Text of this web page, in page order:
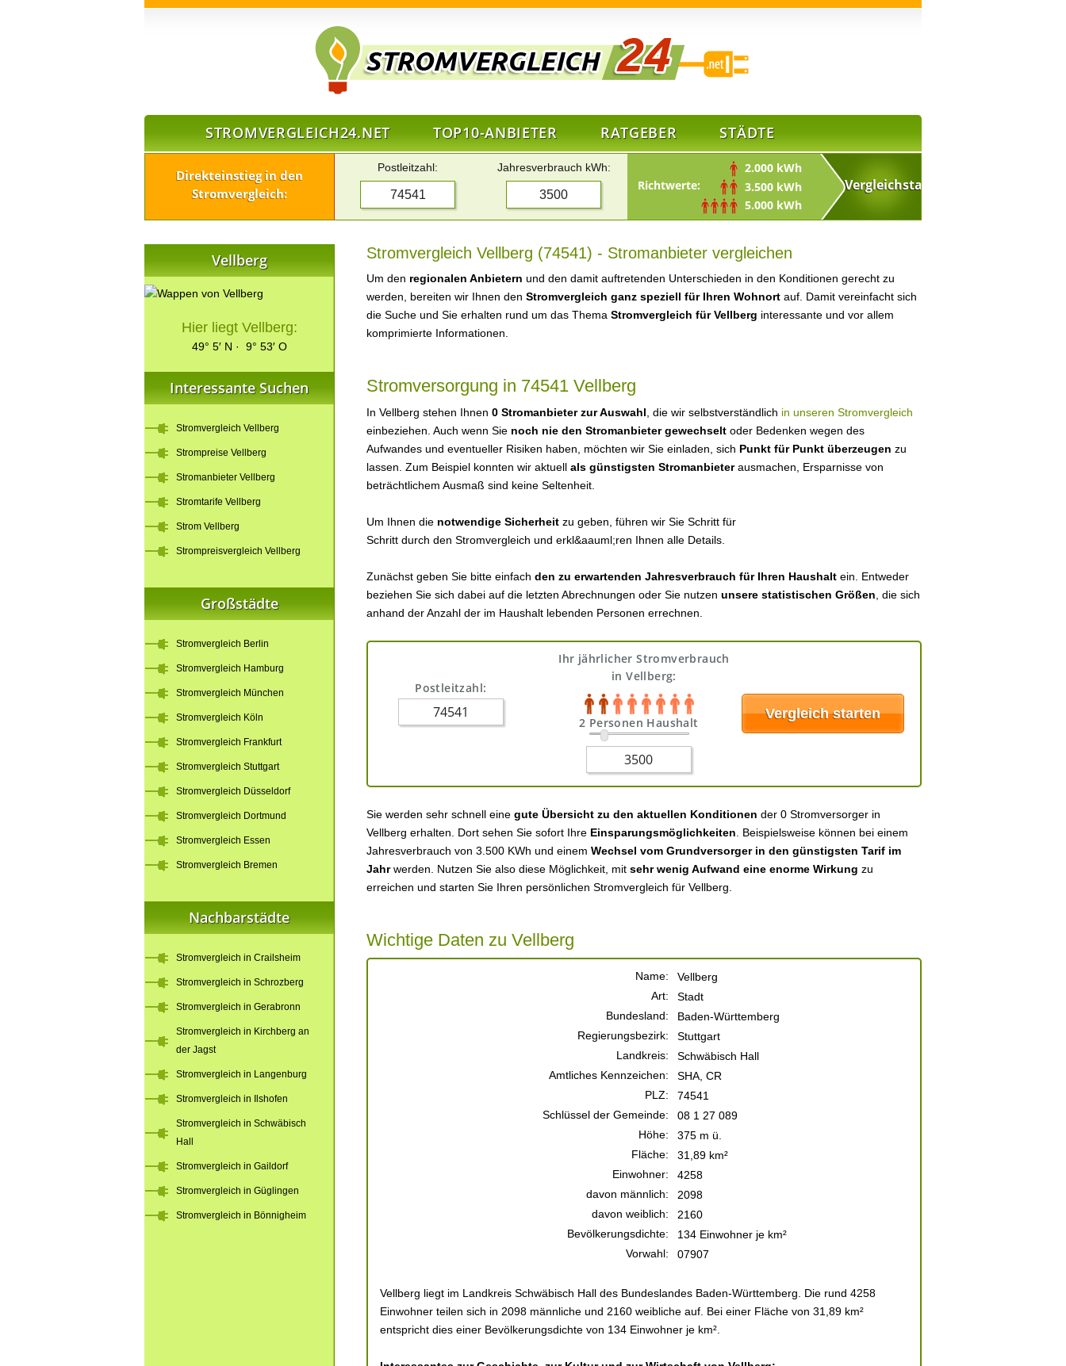
STROMVERGLEICH24.NET TOP10-ANBIETER RATGEBER STÄDTE
Direkteinstieg in den
Stromvergleich:
Postleitzahl: Jahresverbrauch kWh:
Richtwerte:
2.000 kWh
3.500 kWh
5.000 kWh
Stromvergleich Vellberg (74541) - Stromanbieter vergleichen
Um den regionalen Anbietern und den damit auftretenden Unterschieden in den Konditionen gerecht zu
werden, bereiten wir Ihnen den Stromvergleich ganz speziell für Ihren Wohnort auf. Damit vereinfacht sich
die Suche und Sie erhalten rund um das Thema Stromvergleich für Vellberg interessante und vor allem
komprimierte Informationen.
Stromversorgung in 74541 Vellberg
In Vellberg stehen Ihnen 0 Stromanbieter zur Auswahl , die wir selbstverständlich in unseren Stromvergleich
einbeziehen. Auch wenn Sie noch nie den Stromanbieter gewechselt oder Bedenken wegen des
Aufwandes und eventueller Risiken haben, möchten wir Sie einladen, sich Punkt für Punkt überzeugen zu
lassen. Zum Beispiel konnten wir aktuell als günstigsten Stromanbieterausmachen, Ersparnisse von
beträchtlichem Ausmaß sind keine Seltenheit.
Um Ihnen die notwendige Sicherheit zu geben, führen wir Sie Schritt für
Schritt durch den Stromvergleich und erkl&aauml;ren Ihnen alle Details.
Zunächst geben Sie bitte einfach den zu erwartenden Jahresverbrauch für Ihren Haushalt ein. Entweder
beziehen Sie sich dabei auf die letzten Abrechnungen oder Sie nutzen unsere statistischen Größen , die sich
anhand der Anzahl der im Haushalt lebenden Personen errechnen.
Postleitzahl:
Ihr jährlicher Stromverbrauch
in Vellberg:
2 Personen Haushalt
Sie werden sehr schnell eine gute Übersicht zu den aktuellen Konditionen der 0 Stromversorger in
Vellberg erhalten. Dort sehen Sie sofort Ihre Einsparungsmöglichkeiten . Beispielsweise können bei einem
Jahresverbrauch von 3.500 KWh und einem Wechsel vom Grundversorger in den günstigsten Tarif im
Jahrwerden. Nutzen Sie also diese Möglichkeit, mit sehr wenig Aufwand eine enorme Wirkung zu
erreichen und starten Sie Ihren persönlichen Stromvergleich für Vellberg.
Wichtige Daten zu Vellberg
Name:
Vellberg
Art:
Stadt
Bundesland:
Baden-Württemberg
Regierungsbezirk:
Stuttgart
Landkreis:
Schwäbisch Hall
Amtliches Kennzeichen:
SHA, CR
PLZ:
74541
Schlüssel der Gemeinde:
08 1 27 089
Höhe:
375 m ü.
Fläche:
31,89 km²
Einwohner:
4258
davon männlich:
2098
davon weiblich:
2160
Bevölkerungsdichte:
134 Einwohner je km²
Vorwahl:
07907
Vellberg liegt im Landkreis Schwäbisch Hall des Bundeslandes Baden-Württemberg. Die rund 4258
Einwohner teilen sich in 2098 männliche und 2160 weibliche auf. Bei einer Fläche von 31,89 km²
entspricht dies einer Bevölkerungsdichte von 134 Einwohner je km².
Vellberg
Hier liegt Vellberg:
49° 5′ N · 9° 53′ O
Interessante Suchen
Stromvergleich Vellberg
Strompreise Vellberg
Stromanbieter Vellberg
Stromtarife Vellberg
Strom Vellberg
Strompreisvergleich Vellberg
Großstädte
Stromvergleich Berlin
Stromvergleich Hamburg
Stromvergleich München
Stromvergleich Köln
Stromvergleich Frankfurt
Stromvergleich Stuttgart
Stromvergleich Düsseldorf
Stromvergleich Dortmund
Stromvergleich Essen
Stromvergleich Bremen
Nachbarstädte
Stromvergleich in Crailsheim
Stromvergleich in Schrozberg
Stromvergleich in Gerabronn
Stromvergleich in Kirchberg an
der Jagst
Stromvergleich in Langenburg
Stromvergleich in Ilshofen
Stromvergleich in Schwäbisch
Hall
Stromvergleich in Gaildorf
Stromvergleich in Güglingen
Stromvergleich in Bönnigheim